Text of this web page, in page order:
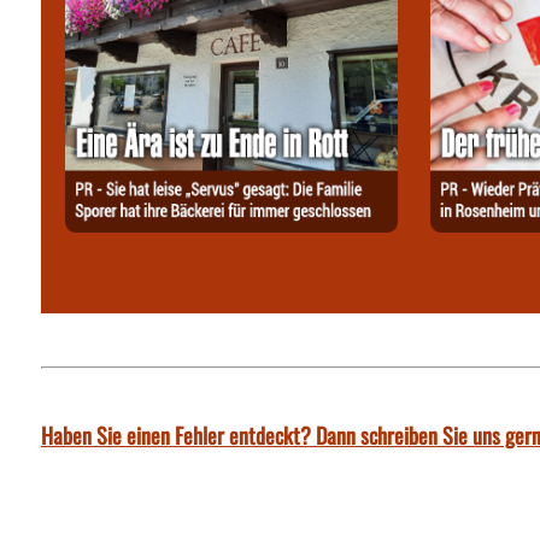
Haben Sie einen Fehler entdeckt? Dann schreiben Sie uns